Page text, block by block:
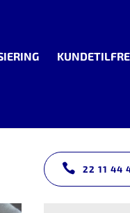
22 11 44